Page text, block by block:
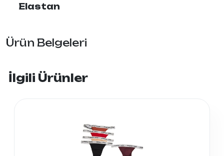
Elastan
Ürün Belgeleri
İlgili Ürünler